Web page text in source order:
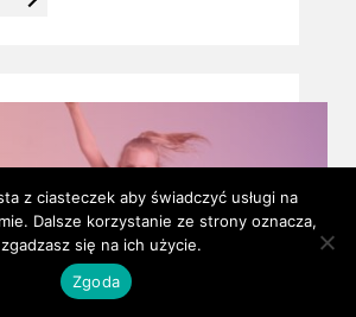
z ciasteczek aby świadczyć usługi na
Dalsze korzystanie ze strony oznacza,
się na ich użycie.
Zgoda